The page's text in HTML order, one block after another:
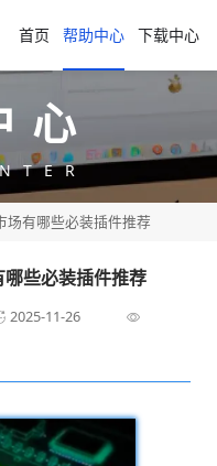
首页 帮助中心 下载中心
心
场有哪些必装插件推荐
些必装插件推荐
2025-11-26